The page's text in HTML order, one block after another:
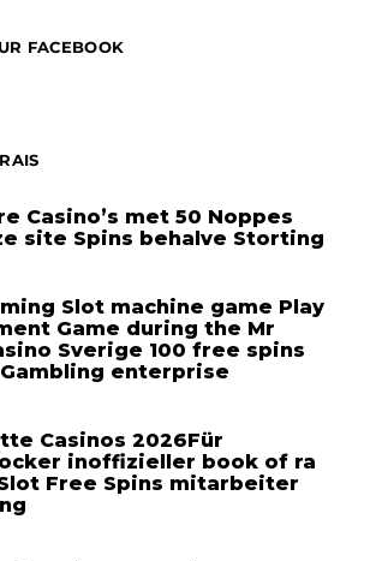
FACEBOOK
Casino’s met 50 Noppes
site Spins behalve Storting
Slot machine game Play
Game during the Mr
Sverige 100 free spins
enterprise
Casinos 2026Für
inoffizieller book of ra
Free Spins mitarbeiter